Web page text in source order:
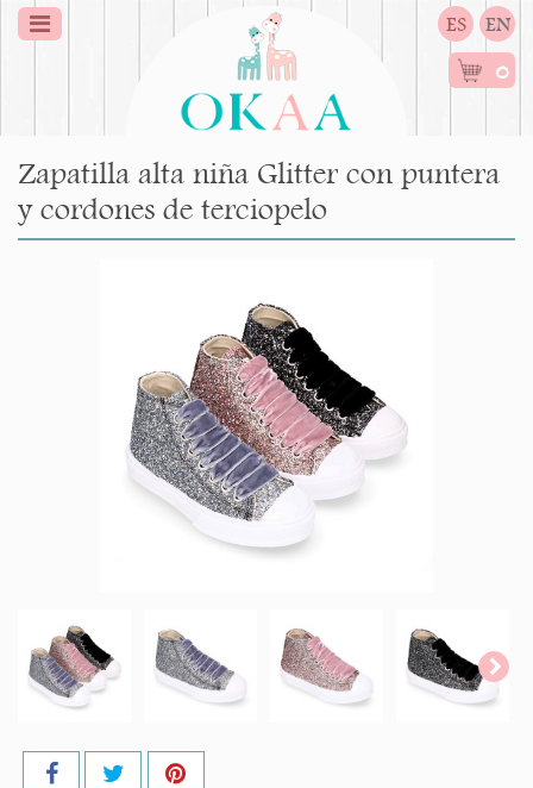
ES EN
0
Zapatilla alta niña Glitter con puntera
y cordones de terciopelo